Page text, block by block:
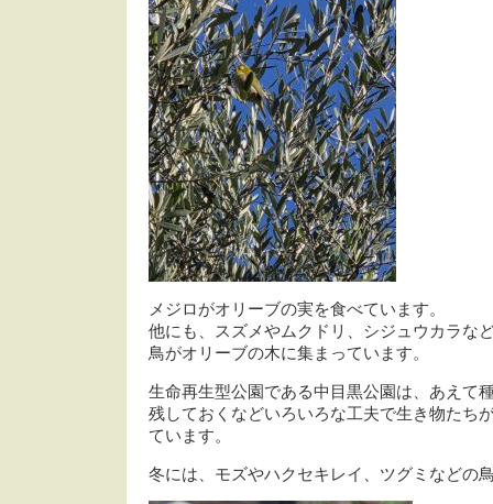
メジロがオリーブの実を食べています。
他にも、スズメやムクドリ、シジュウカラな
鳥がオリーブの木に集まっています。
生命再生型公園である中目黒公園は、あえて
残しておくなどいろいろな工夫で生き物たち
ています。
冬には、モズやハクセキレイ、ツグミなどの